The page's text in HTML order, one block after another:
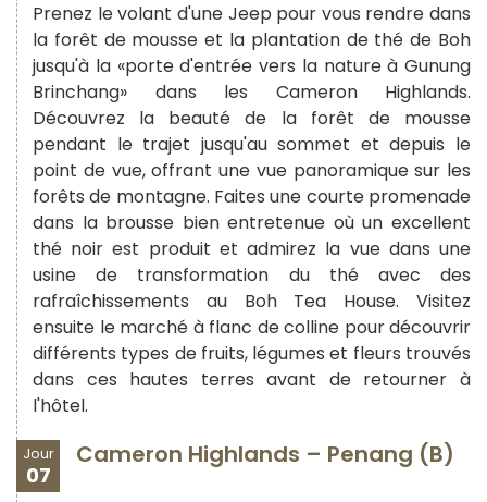
Prenez le volant d'une Jeep pour vous rendre dans
la forêt de mousse et la plantation de thé de Boh
jusqu'à la «porte d'entrée vers la nature à Gunung
Brinchang» dans les Cameron Highlands.
Découvrez la beauté de la forêt de mousse
pendant le trajet jusqu'au sommet et depuis le
point de vue, offrant une vue panoramique sur les
forêts de montagne. Faites une courte promenade
dans la brousse bien entretenue où un excellent
thé noir est produit et admirez la vue dans une
usine de transformation du thé avec des
rafraîchissements au Boh Tea House. Visitez
ensuite le marché à flanc de colline pour découvrir
différents types de fruits, légumes et fleurs trouvés
dans ces hautes terres avant de retourner à
l'hôtel.
Jour
07
Cameron Highlands – Penang (B)